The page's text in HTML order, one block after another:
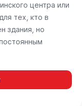
центра или
тех, кто в
здания, но